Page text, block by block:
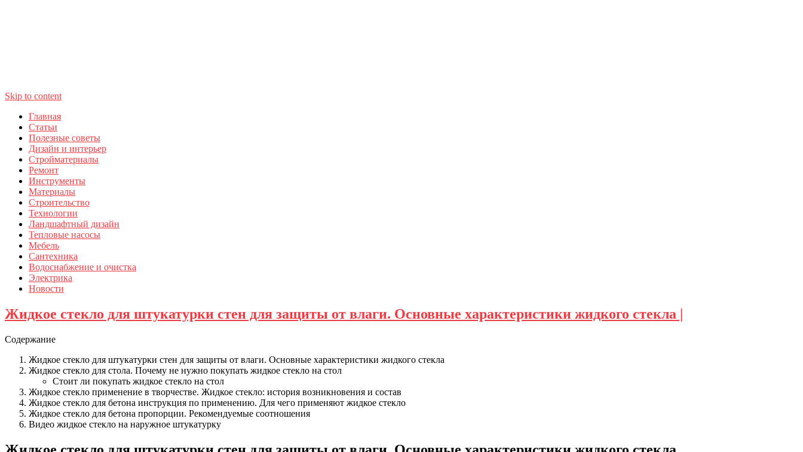
Skip to content
Главная
Статьи
Полезные советы
Дизайн и интерьер
Стройматериалы
Ремонт
Инструменты
Материалы
Строительство
Технологии
Ландшафтный дизайн
Тепловые насосы
Мебель
Сантехника
Водоснабжение и очистка
Электрика
Новости
Жидкое стекло для штукатурки стен для защиты от влаги. Основные характеристики жидкого стекла |
Содержание
Жидкое стекло для штукатурки стен для защиты от влаги. Основные характеристики жидкого стекла
Жидкое стекло для стола. Почему не нужно покупать жидкое стекло на стол
Стоит ли покупать жидкое стекло на стол
Жидкое стекло применение в творчестве. Жидкое стекло: история возникновения и состав
Жидкое стекло для бетона инструкция по применению. Для чего применяют жидкое стекло
Жидкое стекло для бетона пропорции. Рекомендуемые соотношения
Видео жидкое стекло на наружное штукатурку